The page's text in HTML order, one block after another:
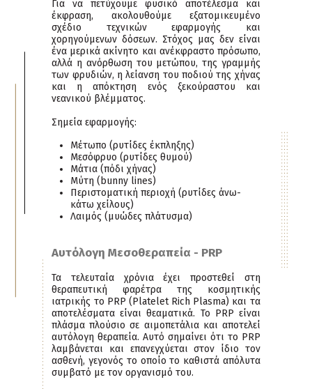
Για να πετύχουμε φυσικό αποτέλεσμα και
έκφραση, ακολουθούμε εξατομικευμένο
σχέδιο τεχνικών εφαρμογής και
χορηγούμενων δόσεων. Στόχος μας δεν είναι
ένα μερικά ακίνητο και ανέκφραστο πρόσωπο,
αλλά η ανόρθωση του μετώπου, της γραμμής
των φρυδιών, η λείανση του ποδιού της χήνας
και η απόκτηση ενός ξεκούραστου και
νεανικού βλέμματος.
Σημεία εφαρμογής:
Μέτωπο (ρυτίδες έκπληξης)
Μεσόφρυο (ρυτίδες θυμού)
Μάτια (πόδι χήνας)
Μύτη (bunny lines)
Περιστοματική περιοχή (ρυτίδες άνω-
κάτω χείλους)
Λαιμός (μυώδες πλάτυσμα)
Αυτόλογη Μεσοθεραπεία - PRP
Τα τελευταία χρόνια έχει προστεθεί στη
θεραπευτική φαρέτρα της κοσμητικής
ιατρικής το PRP (Platelet Rich Plasma) και τα
αποτελέσματα είναι θεαματικά. Το PRP είναι
πλάσμα πλούσιο σε αιμοπετάλια και αποτελεί
αυτόλογη θεραπεία. Αυτό σημαίνει ότι το PRP
λαμβάνεται και επανεγχύεται στον ίδιο τον
ασθενή, γεγονός το οποίο το καθιστά απόλυτα
συμβατό με τον οργανισμό του.